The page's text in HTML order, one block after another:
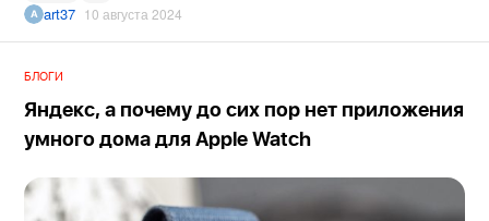
art37 10 августа 2024
БЛОГИ
Яндекс, а почему до сих пор нет приложения
умного дома для Apple Watch